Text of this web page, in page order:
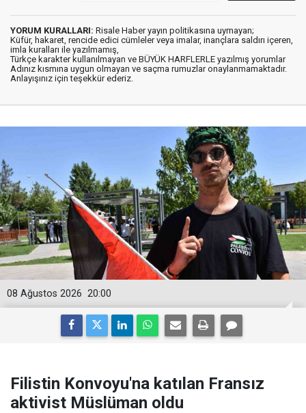
YORUM KURALLARI: Risale Haber yayın politikasına uymayan;
Küfür, hakaret, rencide edici cümleler veya imalar, inançlara saldırı içeren,
imla kuralları ile yazılmamış,
Türkçe karakter kullanılmayan ve BÜYÜK HARFLERLE yazılmış yorumlar
Adınız kısmına uygun olmayan ve saçma rumuzlar onaylanmamaktadır.
Anlayışınız için teşekkür ederiz.
20:00
08 Ağustos 2026
Filistin Konvoyu'na katılan Fransız
aktivist Müslüman oldu